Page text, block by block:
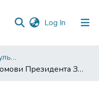
Log In (current)
12. Філологічний факультет
Промови Президента Зеленського під час російсько-української війни: інтенції вдалих початків